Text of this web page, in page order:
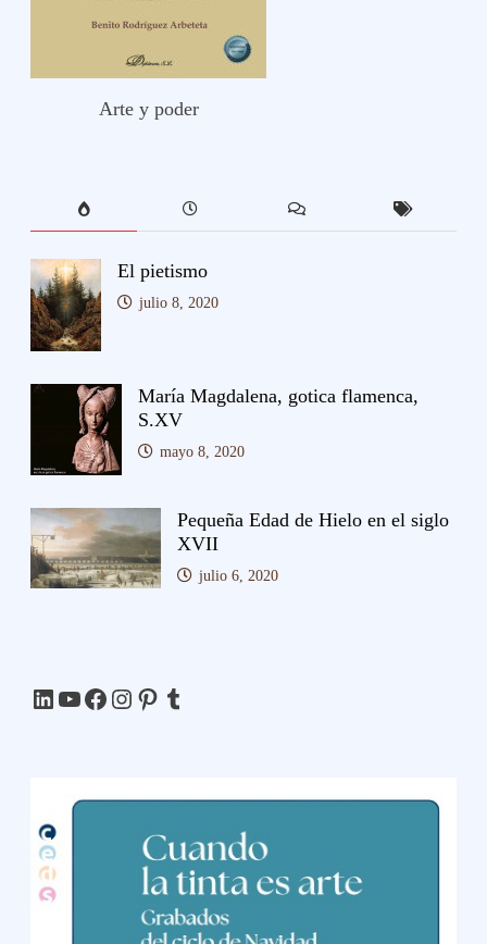
Arte y poder
El pietismo
julio 8, 2020
María Magdalena, gotica flamenca,
S.XV
mayo 8, 2020
Pequeña Edad de Hielo en el siglo
XVII
julio 6, 2020
LinkedIn
YouTube
Facebook
Instagram
Pinterest
Tumblr